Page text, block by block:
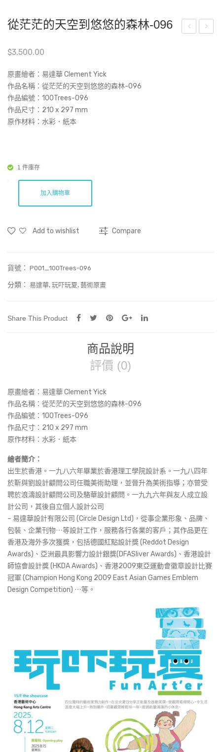
從茫茫的天空到悠悠的森林-096
$3,500.00
原畫繪者：易達華 Clement Yick
作品名稱： 從茫茫的天空到悠悠的森林-096
作品編號：100Trees-096
作品尺寸： 210 x 297 mm
原作材料：水彩．紙本
1 件庫存
加入購物車
Add to wishlist Compare
貨號： P001_100Trees-096
分類： 易達華, 玩吓玩夏, 藝術原畫
Share This Product
商品說明
評價 (0)
原畫繪者：易達華 Clement Yick
作品名稱： 從茫茫的天空到悠悠的森林-096
作品編號：100Trees-096
作品尺寸： 210 x 297 mm
原作材料：水彩．紙本
繪者簡介：
出生於香港。一九八六年畢業於香港理工學院設計系。一九八四年
於靳與劉設計顧問公司任職美術助理，並晉升為美術指導；亦曾受
聘於浪濤設計顧問公司及駱華設計顧問。一九九六年與友人成立設
計公司，其後自立個人設計公司
– 易達華設計有限公司 (Circle Design Ltd)，從事企業形象、品牌、
包裝、企業刊物⋯等設計工作，服務各行各業的客戶；其作品更在
香港及海外多次獲獎，包括德國紅點設計獎 (Reddot Design
Awards)、亞洲最具影響力設計銀獎(DFASliver Awards)、香港設計
師協會設計獎 (HKDA Awards)、香港2009東亞運動會徽章設計比賽
冠軍 (Champion Hong Kong 2009 East Asian Games Emblem
Design Competition) ⋯等。